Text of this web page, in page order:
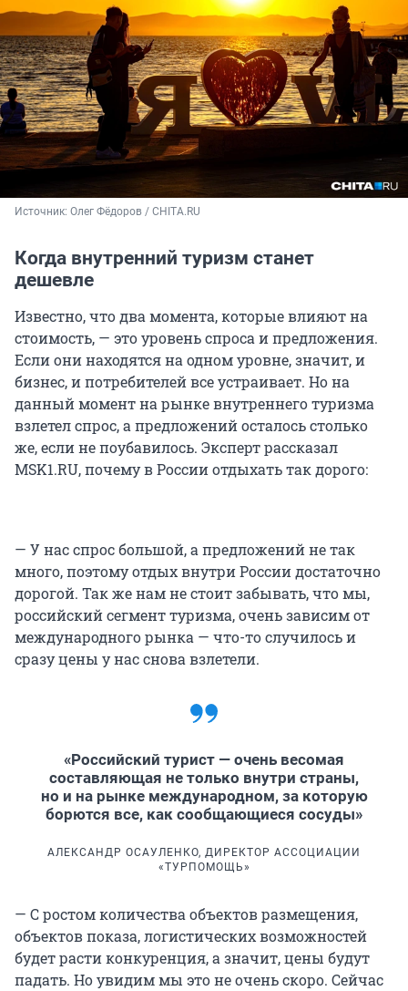
Источник: Олег Фёдоров / CHITA.RU
Когда внутренний туризм станет
дешевле
Известно, что два момента, которые влияют на
стоимость, — это уровень спроса и предложения.
Если они находятся на одном уровне, значит, и
бизнес, и потребителей все устраивает. Но на
данный момент на рынке внутреннего туризма
взлетел спрос, а предложений осталось столько
же, если не поубавилось. Эксперт рассказал
MSK1.RU, почему в России отдыхать так дорого:
— У нас спрос большой, а предложений не так
много, поэтому отдых внутри России достаточно
дорогой. Так же нам не стоит забывать, что мы,
российский сегмент туризма, очень зависим от
международного рынка — что-то случилось и
сразу цены у нас снова взлетели.
«Российский турист — очень весомая
составляющая не только внутри страны,
но и на рынке международном, за которую
борются все, как сообщающиеся сосуды»
АЛЕКСАНДР ОСАУЛЕНКО, ДИРЕКТОР АССОЦИАЦИИ
«ТУРПОМОЩЬ»
— С ростом количества объектов размещения,
объектов показа, логистических возможностей
будет расти конкуренция, а значит, цены будут
падать. Но увидим мы это не очень скоро. Сейчас